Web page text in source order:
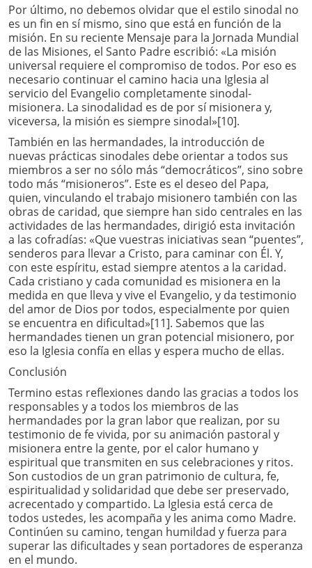
Por último, no debemos olvidar que el estilo sinodal no
es un fin en sí mismo, sino que está en función de la
misión. En su reciente Mensaje para la Jornada Mundial
de las Misiones, el Santo Padre escribió: «La misión
universal requiere el compromiso de todos. Por eso es
necesario continuar el camino hacia una Iglesia al
servicio del Evangelio completamente sinodal-
misionera. La sinodalidad es de por sí misionera y,
viceversa, la misión es siempre sinodal»[10].
También en las hermandades, la introducción de
nuevas prácticas sinodales debe orientar a todos sus
miembros a ser no sólo más “democráticos”, sino sobre
todo más “misioneros”. Este es el deseo del Papa,
quien, vinculando el trabajo misionero también con las
obras de caridad, que siempre han sido centrales en las
actividades de las hermandades, dirigió esta invitación
a las cofradías: «Que vuestras iniciativas sean “puentes”,
senderos para llevar a Cristo, para caminar con Él. Y,
con este espíritu, estad siempre atentos a la caridad.
Cada cristiano y cada comunidad es misionera en la
medida en que lleva y vive el Evangelio, y da testimonio
del amor de Dios por todos, especialmente por quien
se encuentra en dificultad»[11]. Sabemos que las
hermandades tienen un gran potencial misionero, por
eso la Iglesia confía en ellas y espera mucho de ellas.
Conclusión
Termino estas reflexiones dando las gracias a todos los
responsables y a todos los miembros de las
hermandades por la gran labor que realizan, por su
testimonio de fe vivida, por su animación pastoral y
misionera entre la gente, por el calor humano y
espiritual que transmiten en sus celebraciones y ritos.
Son custodios de un gran patrimonio de cultura, fe,
espiritualidad y solidaridad que debe ser preservado,
acrecentado y compartido. La Iglesia está cerca de
todos ustedes, les acompaña y les anima como Madre.
Continúen su camino, tengan humildad y fuerza para
superar las dificultades y sean portadores de esperanza
en el mundo.